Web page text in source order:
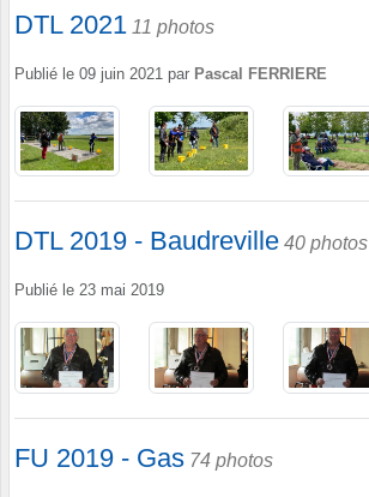
DTL 2021 11 photos
Publié le 09 juin 2021 par Pascal FERRIERE
DTL 2019 - Baudreville 40 photos
Publié le 23 mai 2019
FU 2019 - Gas 74 photos